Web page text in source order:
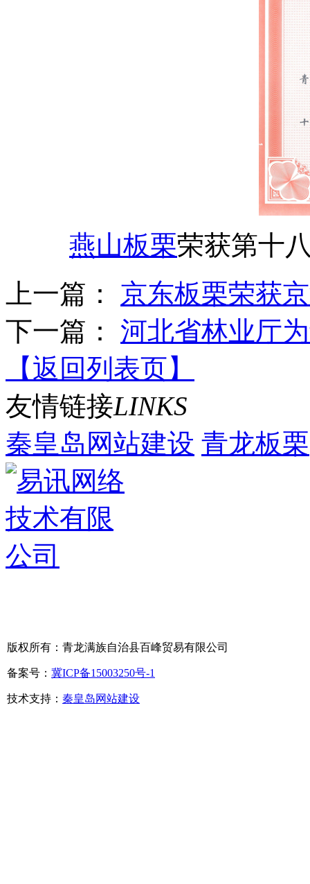
燕山板栗荣获第十
上一篇： 京东板栗荣获
下一篇： 河北省林业厅
【返回列表页】
友情链接LINKS
秦皇岛网站建设 青龙板栗
版权所有：青龙满族自治县百峰贸易有限公司
备案号： 冀ICP备15003250号-1
技术支持： 秦皇岛网站建设